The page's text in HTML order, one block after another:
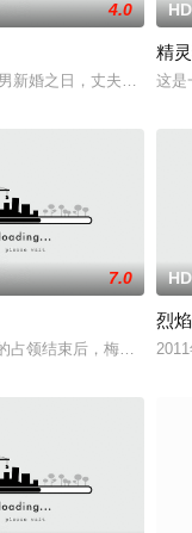
4.0
新婚之日，丈夫被日军
HD
精
这是
7.0
占领结束后，梅尔在新
HD
烈